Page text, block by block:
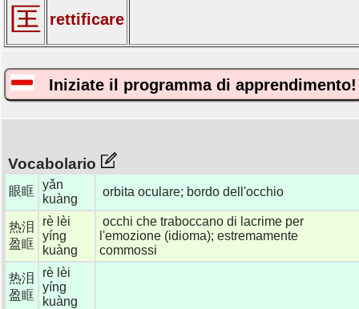
匡 rettificare
Iniziate il programma di apprendimento!
Vocabolario
眼眶
yǎn
kuàng
orbita oculare; bordo dell'occhio
热泪
盈眶
rè lèi
yíng
kuàng
occhi che traboccano di lacrime per
l'emozione (idioma); estremamente
commossi
热泪
盈眶
rè lèi
yíng
kuàng